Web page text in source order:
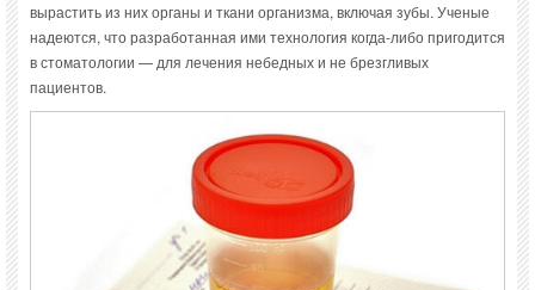
вырастить из них органы и ткани организма, включая зубы. Ученые
надеются, что разработанная ими технология когда-либо пригодится
в стоматологии — для лечения небедных и не брезгливых
пациентов.